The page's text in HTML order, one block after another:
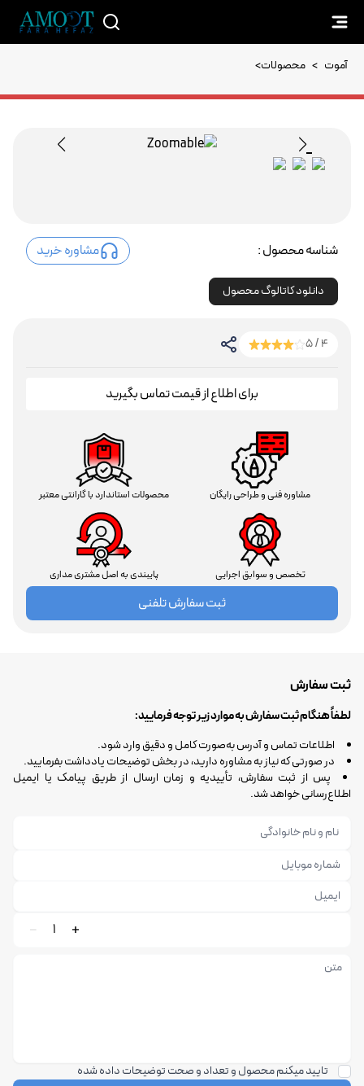
آموت > محصولات>
شناسه محصول : مشاوره خرید
دانلود کاتالوگ محصول
4 / 5
برای اطلاع از قیمت تماس بگیرید
مشاوره فنی و طراحی رایگان محصولات استاندارد با گارانتی معتبر
تخصص و سوابق اجرایی پایبندی به اصل مشتری مداری
ثبت سفارش تلفنی
ثبت سفارش
لطفاً هنگام ثبت سفارش به موارد زیر توجه فرمایید:
اطلاعات تماس و آدرس به‌صورت کامل و دقیق وارد شود.
در صورتی که نیاز به مشاوره دارید، در بخش توضیحات یادداشت بفرمایید.
پس از ثبت سفارش، تأییدیه و زمان ارسال از طریق پیامک یا ایمیل
اطلاع‌رسانی خواهد شد.
1
تایید میکنم محصول و تعداد و صحت توضیحات داده شده